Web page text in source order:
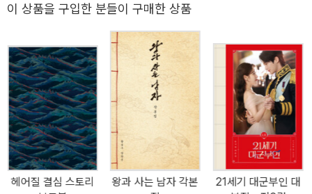
나 더 제공하며, 이포로 떠난 해준이 전해 듣게 되는 질곡동 사건의 후
나간 해준을 바라보는 정안의 실루엣도 각본에서만 만날 수 있는 부
분이다. 이렇듯 편집 과정에서 삭제된 부분들 역시 하나같이 '헤어질
결심'의 세계를 더 풍요롭게 만들어 주고 있어서, 이 책의 독자들은 자
신만의 ‘관객판’ 편집본을 상상할 수 있을 것이다. 특히 각본의 표지를
장식한 산해경 그림이 지닌 무게감은 각본을 읽음으로써 비로소 체감
할 수 있다. 이 산해경은 단순한 필사본이 아니라 서래의 외할아버지
인 계봉석으로부터 주어진 유산이며, 특히 필사 과정에서 필사자의
창작이 자유롭게 섞여 들어가는 책이기 때문에 그의 삶이 은연중에
노출된다. 따라서 이 산해경을 다시 한글로 필사한 서래의 녹색 노트
이 상품을 구입한 분들이 구매한 상품
헤어질 결심 스토리
왕과 사는 남자 각본
21세기 대군부인 대